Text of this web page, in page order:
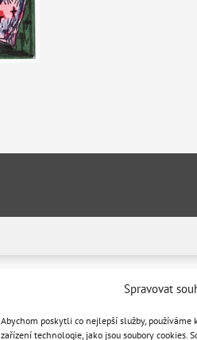
Spravovat
Abychom poskytli co nejlepší služby,
zařízení technologie, jako jsou soubory cookies.